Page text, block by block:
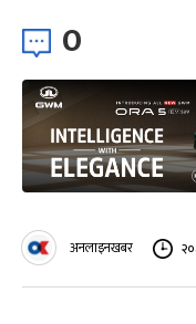
0
अनलाइनखबर